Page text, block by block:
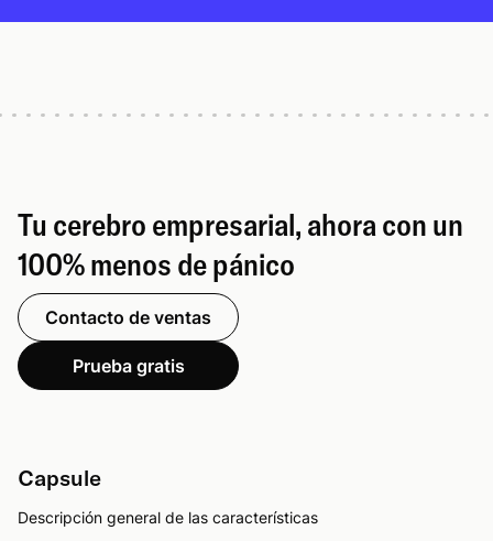
Tu cerebro empresarial, ahora con un
100% menos de pánico
Contacto de ventas
Prueba gratis
Capsule
Descripción general de las características